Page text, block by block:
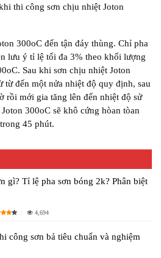
thi công sơn chịu nhiệt Joton
300oC đến tận đáy thùng. Chỉ pha
lưu ý tỉ lệ tối đa 3% theo khối lượng
Sau khi sơn chịu nhiệt Joton
từ đến một nửa nhiệt độ quy định, sau
rồi mới gia tăng lên đến nhiệt độ sử
300oC sẽ khô cứng hòan tòan
45 phút.
gì? Tỉ lệ pha sơn bóng 2k? Phân biệt
4,694
công sơn bả tiêu chuẩn và nghiệm